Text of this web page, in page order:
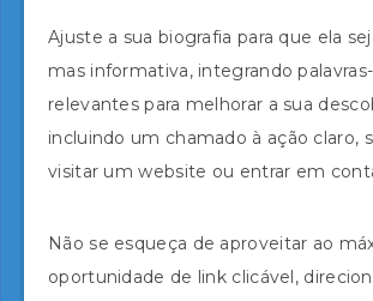
Ajuste a sua biografia para que ela
mas informativa, integrando
relevantes para melhorar a sua
incluindo um chamado à ação claro,
visitar um website ou entrar em
Não se esqueça de aproveitar ao
oportunidade de link clicável,